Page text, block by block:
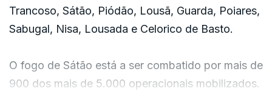
Trancoso, Sátão, Piódão, Lousã, Guarda, Poiares,
Sabugal, Nisa, Lousada e Celorico de Basto.
O fogo de Sátão está a ser combatido por mais de
900 dos mais de 5.000 operacionais mobilizados.